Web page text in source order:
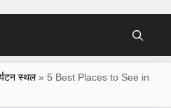
स्थल» 5 Best Places to See in